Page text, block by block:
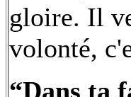
gloire. Il
volonté,
“Dans ta